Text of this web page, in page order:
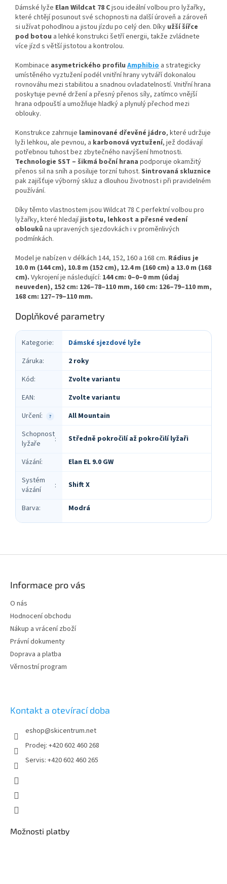
Dámské lyže Elan Wildcat 78 Cjsou ideální volbou pro lyžařky,
které chtějí posunout své schopnosti na další úroveň a zároveň
si užívat pohodlnou a jistou jízdu po celý den. Díky užší šířce
pod botou a lehké konstrukci šetří energii, takže zvládnete
více jízd s větší jistotou a kontrolou.
Kombinace asymetrického profilu Amphibio a strategicky
umístěného vyztužení podél vnitřní hrany vytváří dokonalou
rovnováhu mezi stabilitou a snadnou ovladatelností. Vnitřní hrana
poskytuje pevné držení a přesný přenos síly, zatímco vnější
hrana odpouští a umožňuje hladký a plynulý přechod mezi
oblouky.
Konstrukce zahrnuje laminované dřevěné jádro, které udržuje
lyži lehkou, ale pevnou, a karbonová vyztužení, jež dodávají
potřebnou tuhost bez zbytečného navýšení hmotnosti.
Technologie SST – šikmá boční hrana podporuje okamžitý
přenos sil na sníh a posiluje torzní tuhost. Sintrovaná skluznice
pak zajišťuje výborný skluz a dlouhou životnost i při pravidelném
používání.
Díky těmto vlastnostem jsou Wildcat 78 C perfektní volbou pro
lyžařky, které hledajíjistotu, lehkost a přesné vedení
oblouků na upravených sjezdovkách i v proměnlivých
podmínkách.
Model je nabízen v délkách 144, 152, 160 a 168 cm. Rádius je
10.0 m (144 cm), 10.8 m (152 cm), 12.4 m (160 cm) a 13.0 m (168
cm). Vykrojení je následující: 144 cm: 0–0–0 mm (údaj
neuveden), 152 cm: 126–78–110 mm, 160 cm: 126–79–110 mm,
168 cm: 127–79–110 mm.
Doplňkové parametry
Kategorie:
Dámské sjezdové lyže
Záruka:
2 roky
Kód:
Zvolte variantu
EAN: Zvolte variantu
?
Určení:
All Mountain
Schopnost
lyžaře
: Středně pokročilí až pokročilí lyžaři
Vázání:
Elan EL 9.0 GW
Systém
vázání
: Shift X
Barva: Modrá
Informace pro vás
O nás
Hodnocení obchodu
Nákup a vrácení zboží
Právní dokumenty
Doprava a platba
Věrnostní program
Kontakt a otevírací doba
eshop@skicentrum.net
Prodej: +420 602 460 268
Servis: +420 602 460 265
Možnosti platby